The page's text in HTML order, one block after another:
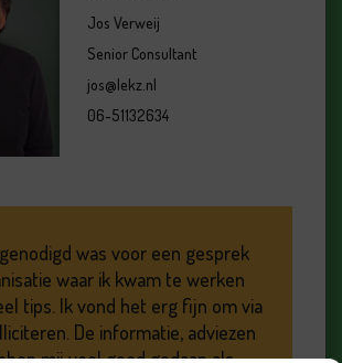
Jos Verweij
Senior Consultant
jos@lekz.nl
06-51132634
was voor een gesprek
waar ik kwam te werken
tips. Ik vond het erg fijn om via
De informatie, adviezen